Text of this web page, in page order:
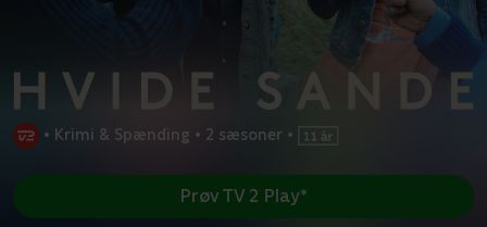
• Krimi & Spænding • 2 sæsoner •
Prøv TV 2 Play*